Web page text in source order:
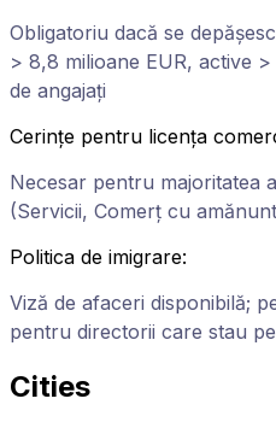
Obligatoriu dacă se
> 8,8 milioane EUR, active
de angajați
Cerințe pentru licența
Necesar pentru majoritatea
(Servicii, Comerț cu
Politica de imigrare:
Viză de afaceri disponibilă;
pentru directorii care stau
Cities